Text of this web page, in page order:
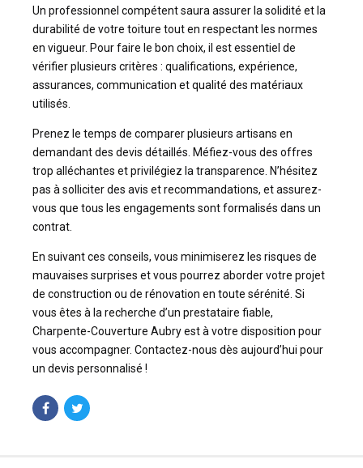
Un professionnel compétent saura assurer la solidité et la
durabilité de votre toiture tout en respectant les normes
en vigueur. Pour faire le bon choix, il est essentiel de
vérifier plusieurs critères : qualifications, expérience,
assurances, communication et qualité des matériaux
utilisés.
Prenez le temps de comparer plusieurs artisans en
demandant des devis détaillés. Méfiez-vous des offres
trop alléchantes et privilégiez la transparence. N’hésitez
pas à solliciter des avis et recommandations, et assurez-
vous que tous les engagements sont formalisés dans un
contrat.
En suivant ces conseils, vous minimiserez les risques de
mauvaises surprises et vous pourrez aborder votre projet
de construction ou de rénovation en toute sérénité. Si
vous êtes à la recherche d’un prestataire fiable,
Charpente-Couverture Aubry est à votre disposition pour
vous accompagner. Contactez-nous dès aujourd’hui pour
un devis personnalisé !